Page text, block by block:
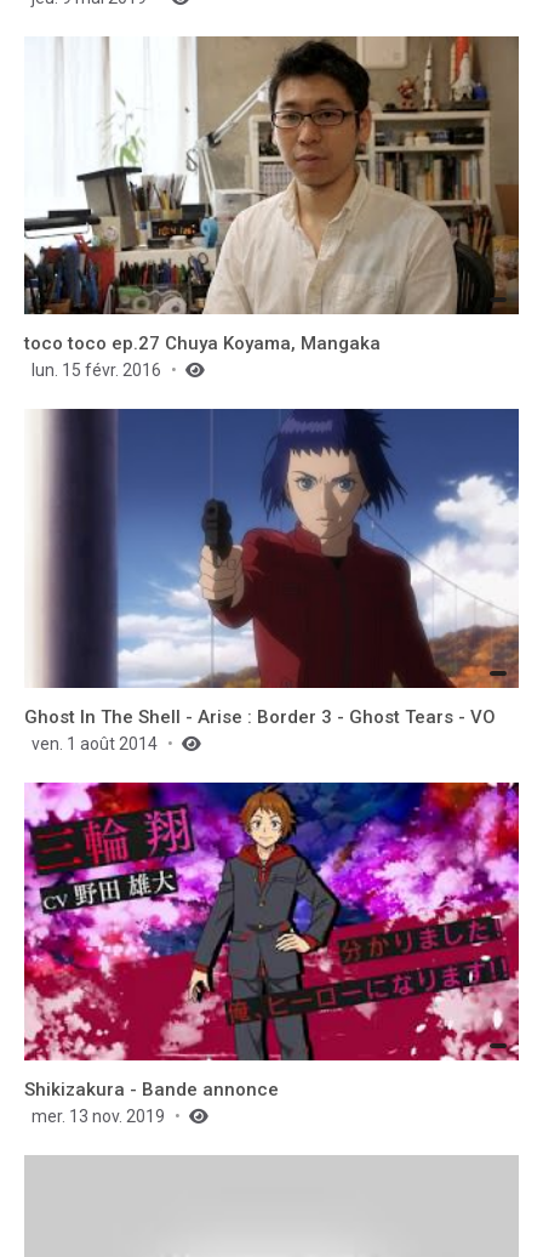
toco toco ep.27 Chuya Koyama, Mangaka
lun. 15 févr. 2016
Ghost In The Shell - Arise : Border 3 - Ghost Tears - VO
ven. 1 août 2014
Shikizakura - Bande annonce
mer. 13 nov. 2019